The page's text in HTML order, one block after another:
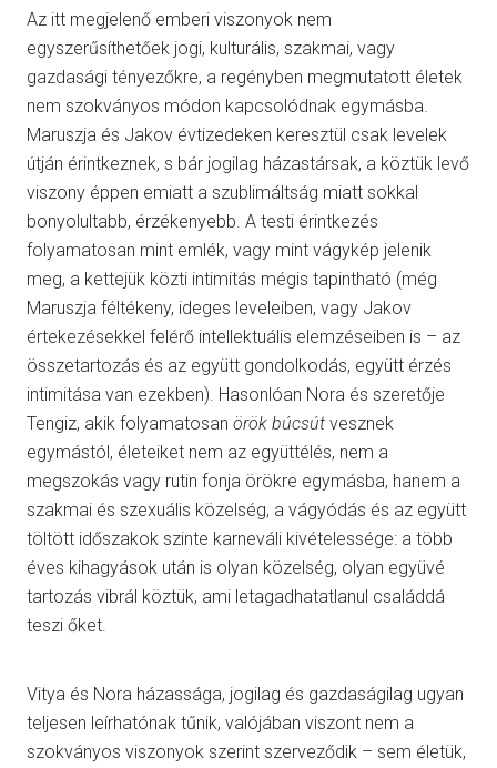
Az itt megjelenő emberi viszonyok nem
egyszerűsíthetőek jogi, kulturális, szakmai, vagy
gazdasági tényezőkre, a regényben megmutatott életek
nem szokványos módon kapcsolódnak egymásba.
Maruszja és Jakov évtizedeken keresztül csak levelek
útján érintkeznek, s bár jogilag házastársak, a köztük levő
viszony éppen emiatt a szublimáltság miatt sokkal
bonyolultabb, érzékenyebb. A testi érintkezés
folyamatosan mint emlék, vagy mint vágykép jelenik
meg, a kettejük közti intimitás mégis tapintható (még
Maruszja féltékeny, ideges leveleiben, vagy Jakov
értekezésekkel felérő intellektuális elemzéseiben is – az
összetartozás és az együtt gondolkodás, együtt érzés
intimitása van ezekben). Hasonlóan Nora és szeretője
Tengiz, akik folyamatosan örök búcsút vesznek
egymástól, életeiket nem az együttélés, nem a
megszokás vagy rutin fonja örökre egymásba, hanem a
szakmai és szexuális közelség, a vágyódás és az együtt
töltött időszakok szinte karneváli kivételessége: a több
éves kihagyások után is olyan közelség, olyan együvé
tartozás vibrál köztük, ami letagadhatatlanul családdá
teszi őket.
Vitya és Nora házassága, jogilag és gazdaságilag ugyan
teljesen leírhatónak tűnik, valójában viszont nem a
szokványos viszonyok szerint szerveződik – sem életük,